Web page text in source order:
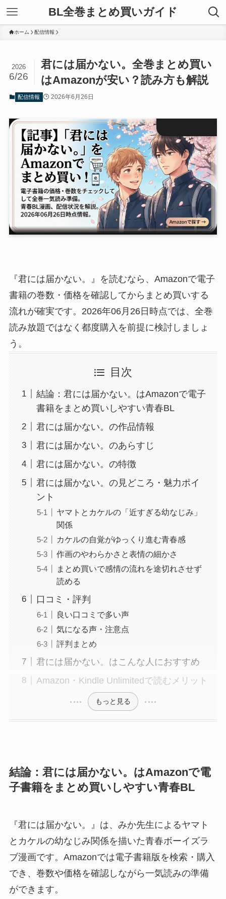
BL全巻まとめ買いガイド
ホーム 配信情報
君には届かない。全巻まとめ買い
はAmazonが安い？読み方も解説
2026
6/26
配信情報 2026年6月26日
『君には届かない。』を読むなら、Amazonで電子
書籍の巻数・価格を確認してからまとめ買いする
流れが確実です。2026年06月26日時点では、全巻
読み放題ではなく都度購入を前提に検討しましょ
う。
目次
結論：君には届かない。はAmazonで電子
書籍をまとめ買いしやすい青春BL
君には届かない。の作品情報
君には届かない。のあらすじ
君には届かない。の特徴
君には届かない。の見どころ・魅力ポイ
ント
ヤマトとカケルの「近すぎる幼なじみ」
関係
カケルの自覚がゆっくり進む青春感
作画のやわらかさと表情の細かさ
まとめ買いで感情の流れを途切れさせず
読める
口コミ・評判
良い口コミで多い声
気になる声・注意点
評判まとめ
君には届かない。はこんな人におすすめ
Amazon・Kindle Unlimitedで読むメリット
もっと見る
結論：君には届かない。はAmazonで電
子書籍をまとめ買いしやすい青春BL
『君には届かない。』は、みか先生によるヤマト
とカケルの幼なじみ関係を描いた青春ボーイズラ
ブ漫画です。Amazonでは電子書籍版を検索・購入
でき、巻数や価格を確認しながら一気読みの準備
ができます。